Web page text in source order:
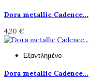
Dora metallic Cadence...
4,20 €
Εξαντλημένο
Dora metallic Cadence...